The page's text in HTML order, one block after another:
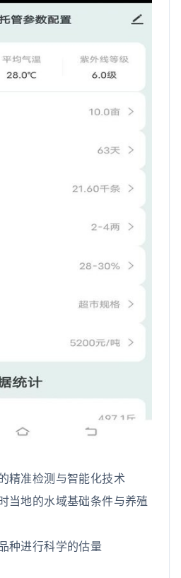
精准检测与智能化技术
当地的水域基础条件与养殖
种进行科学的估量